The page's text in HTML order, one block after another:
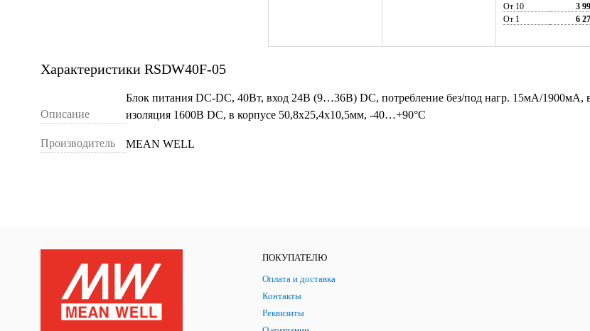
От 10
3
От 1
6
Характеристики RSDW40F-05
Описание
Блок питания DC-DC, 40Вт, вход 24В (9…36В) DC, потребление без/под нагр. 15мА/
изоляция 1600В DC, в корпусе 50,8х25,4х10,5мм, -40…+90°С
Производитель MEAN WELL
ПОКУПАТЕЛЮ
Оплата и доставка
Контакты
Реквизиты